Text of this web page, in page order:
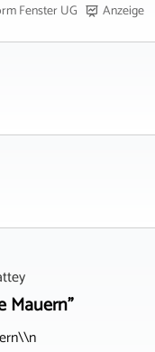
Fenster UG Anzeige
Mauern"